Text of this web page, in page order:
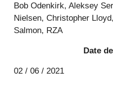
Bob Odenkirk, Aleksey
Nielsen, Christopher
Salmon, RZA
Date
02 / 06 / 2021